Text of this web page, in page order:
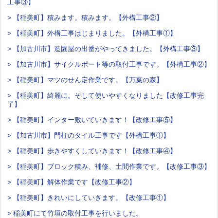
工事③】
> 【稲美町】積みます。積みます。【外構工事②】
> 【稲美町】外構工事はじまりました。【外構工事①】
> 【加古川市】造園屋の出番がやってきました。【外構工事③】
> 【加古川市】サイクルポート等の取付工事です。【外構工事②】
> 【稲美町】マツのせん定作業です。【万葉の森】
> 【稲美町】綺麗に。そして使いやすくなりました【改修工事完
了】
> 【稲美町】インター敷いていきます！【改修工事⑤】
> 【加古川市】門柱のタイル工事です【外構工事①】
> 【稲美町】歩きやすくしていきます！【改修工事④】
> 【稲美町】ブロック積み、補修、土間作業です。【改修工事③】
> 【稲美町】解体作業です【改修工事②】
> 【稲美町】きれいにしていきます。【改修工事①】
> 稲美町にて竹垣の取付工事を行いました。